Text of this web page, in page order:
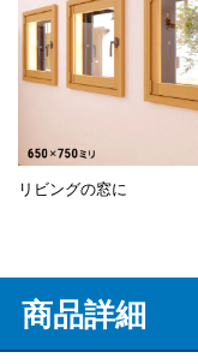
リビングの窓に
商品詳細